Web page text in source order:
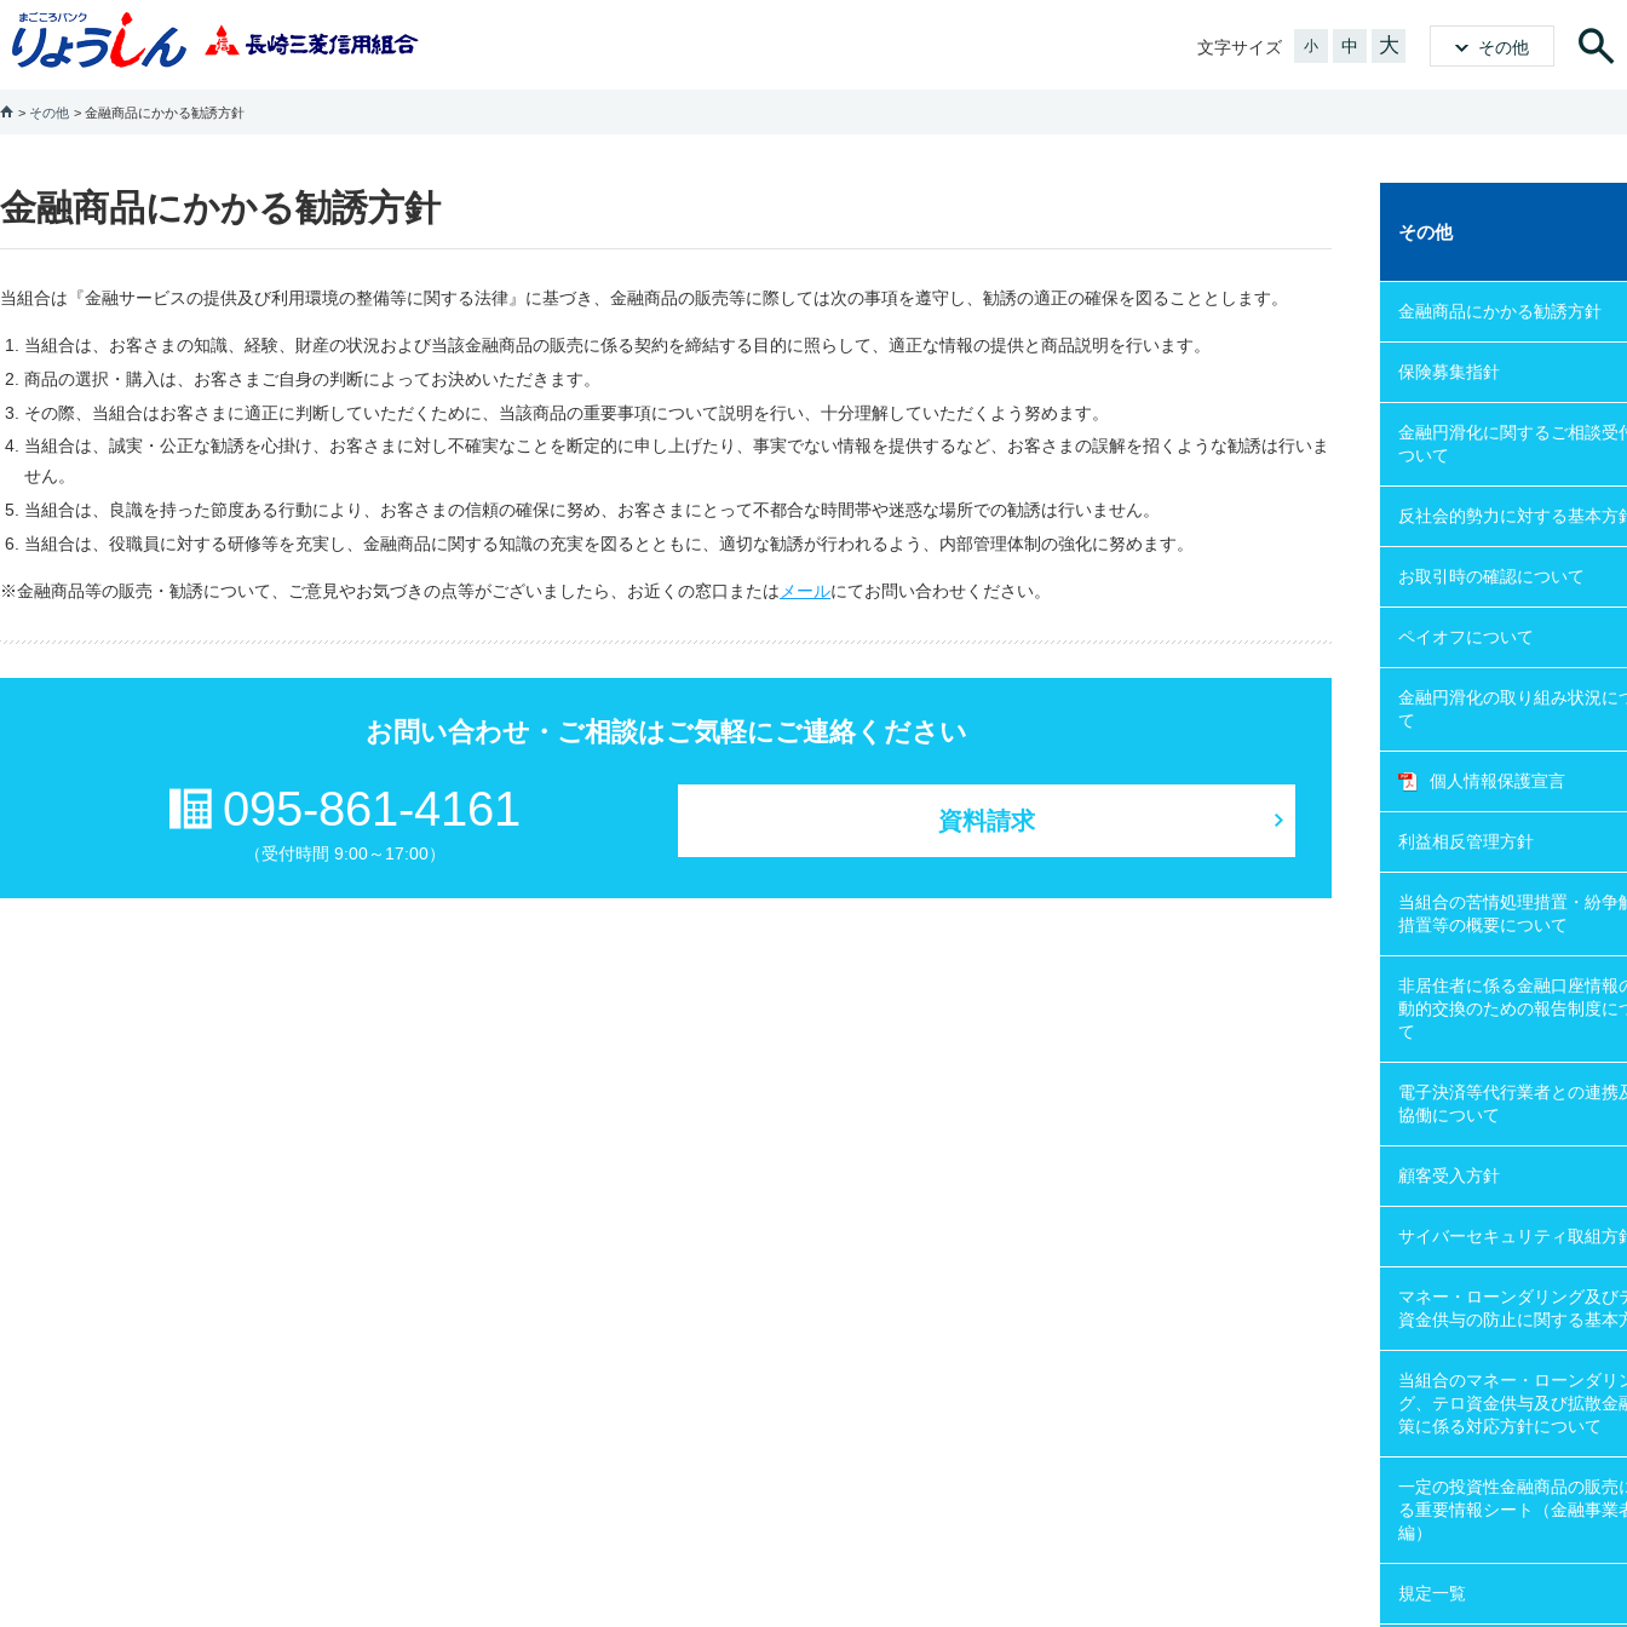
文字サイズ 小 中 大 その他
その他 金融商品にかかる勧誘方針
金融商品にかかる勧誘方針
当組合は『金融サービスの提供及び利用環境の整備等に関する法律』に基づき、金融商品の販売等に際しては次の事項を遵守し、勧誘の適正の確保を図ることとします。
当組合は、お客さまの知識、経験、財産の状況および当該金融商品の販売に係る契約を締結する目的に照らして、適正な情報の提供と商品説明を行います。
商品の選択・購入は、お客さまご自身の判断によってお決めいただきます。
その際、当組合はお客さまに適正に判断していただくために、当該商品の重要事項について説明を行い、十分理解していただくよう努めます。
当組合は、誠実・公正な勧誘を心掛け、お客さまに対し不確実なことを断定的に申し上げたり、事実でない情報を提供するなど、お客さまの誤解を招くような勧誘は行いま
せん。
当組合は、良識を持った節度ある行動により、お客さまの信頼の確保に努め、お客さまにとって不都合な時間帯や迷惑な場所での勧誘は行いません。
当組合は、役職員に対する研修等を充実し、金融商品に関する知識の充実を図るとともに、適切な勧誘が行われるよう、内部管理体制の強化に努めます。
※金融商品等の販売・勧誘について、ご意見やお気づきの点等がございましたら、お近くの窓口または メールにてお問い合わせください。
お問い合わせ・ご相談はご気軽にご連絡ください
095-861-4161
（受付時間 9:00～17:00）
資料請求
その他
金融商品にかかる勧誘方針
保険募集指針
金融円滑化に関するご相談受
ついて
反社会的勢力に対する基本方
お取引時の確認について
ペイオフについて
金融円滑化の取り組み状況に
て
個人情報保護宣言
利益相反管理方針
当組合の苦情処理措置・紛争
措置等の概要について
非居住者に係る金融口座情報
動的交換のための報告制度に
て
電子決済等代行業者との連携
協働について
顧客受入方針
サイバーセキュリティ取組方
マネー・ローンダリング及び
資金供与の防止に関する基本
当組合のマネー・ローンダリ
グ、テロ資金供与及び拡散金
策に係る対応方針について
一定の投資性金融商品の販売
る重要情報シート（金融事業
編）
規定一覧